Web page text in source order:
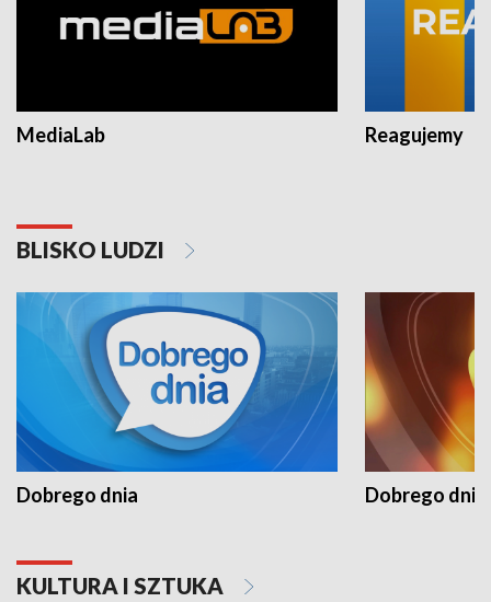
MediaLab Reagujemy
BLISKO LUDZI
Dobrego dnia Dobrego dnia
KULTURA I SZTUKA